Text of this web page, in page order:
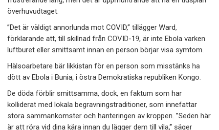
överhuvudtaget.
”Det är väldigt annorlunda mot COVID,” tillägger Ward,
förklarande att, till skillnad från COVID-19, är inte Ebola varken
luftburet eller smittsamt innan en person börjar visa symtom.
Hälsoarbetare bär likkistan för en person som misstänks ha
dött av Ebola i Bunia, i östra Demokratiska republiken Kongo.
De döda förblir smittsamma, dock, en faktum som har
kolliderat med lokala begravningstraditioner, som innefattar
stora sammankomster och hanteringen av kroppen. ”Seden här
är att röra vid dina kära innan du lägger dem till vila,” säger